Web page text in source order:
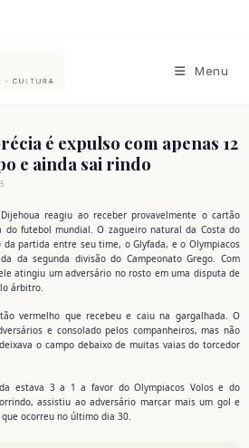
Menu
é expulso com apenas 12
e ainda sai rindo
reagiu ao receber provavelmente o cartão
futebol mundial. O zagueiro natural da Costa do
partida entre seu time, o Glyfada, e o Olympiacos
da segunda divisão do Campeonato Grego. Com
atingiu um adversário no rosto em uma disputa de
árbitro.
vermelho que recebeu e caiu na gargalhada. O
e consolado pelos companheiros, mas não
o campo debaixo de muitas vaias do torcedor
estava 3 a 1 a favor do Olympiacos Volos e do
assistiu ao adversário marcar mais um gol e
ocorreu no último dia 30.